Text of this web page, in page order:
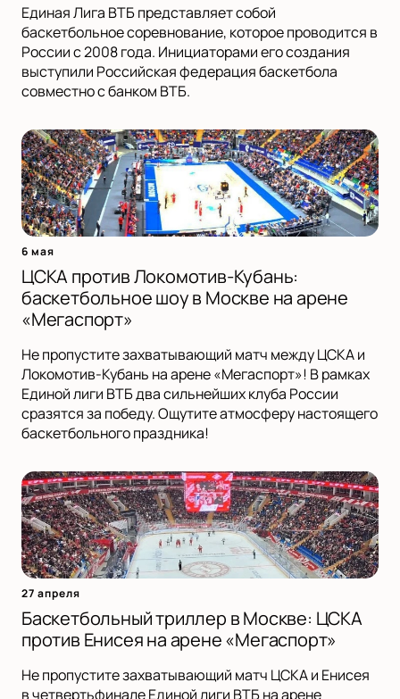
Единая Лига ВТБ представляет собой
баскетбольное соревнование, которое проводится в
России с 2008 года. Инициаторами его создания
выступили Российская федерация баскетбола
совместно с банком ВТБ.
6 мая
ЦСКА против Локомотив-Кубань:
баскетбольное шоу в Москве на арене
«Мегаспорт»
Не пропустите захватывающий матч между ЦСКА и
Локомотив-Кубань на арене «Мегаспорт»! В рамках
Единой лиги ВТБ два сильнейших клуба России
сразятся за победу. Ощутите атмосферу настоящего
баскетбольного праздника!
27 апреля
Баскетбольный триллер в Москве: ЦСКА
против Енисея на арене «Мегаспорт»
Не пропустите захватывающий матч ЦСКА и Енисея
в четвертьфинале Единой лиги ВТБ на арене